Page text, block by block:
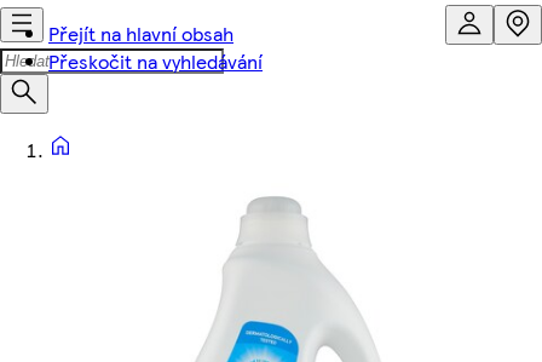
Přejít na hlavní obsah
Přeskočit na vyhledávání